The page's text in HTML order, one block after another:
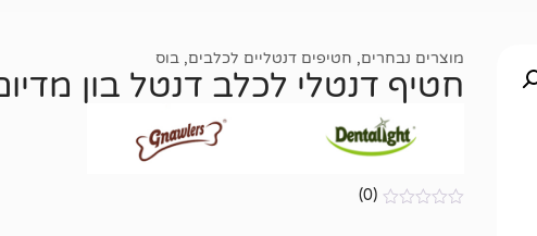
מוצרים נבחרים, חטיפים דנטליים לכלבים, בוס
חטיף דנטלי לכלב דנטל בון מדיום 90
(0)